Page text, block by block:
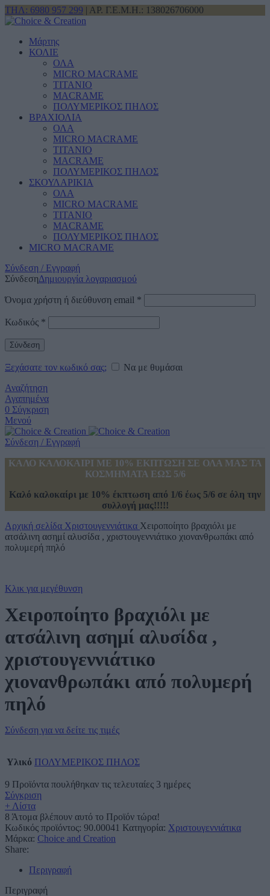
ΤΗΛ: 6980 957 299 | ΑΡ. Γ.Ε.Μ.Η.: 138026706000
Μάρτης
ΚΟΛΙΕ
ΟΛΑ
MICRO MACRAME
ΤΙΤΑΝΙΟ
MACRAME
ΠΟΛΥΜΕΡΙΚΟΣ ΠΗΛΟΣ
ΒΡΑΧΙΟΛΙΑ
ΟΛΑ
MICRO MACRAME
ΤΙΤΑΝΙΟ
MACRAME
ΠΟΛΥΜΕΡΙΚΟΣ ΠΗΛΟΣ
ΣΚΟΥΛΑΡΙΚΙΑ
ΟΛΑ
MICRO MACRAME
ΤΙΤΑΝΙΟ
MACRAME
ΠΟΛΥΜΕΡΙΚΟΣ ΠΗΛΟΣ
MICRO MACRAME
Σύνδεση / Εγγραφή
ΣύνδεσηΔημιουργία λογαριασμού
Όνομα χρήστη ή διεύθυνση email *
Κωδικός *
Σύνδεση
Ξεχάσατε τον κωδικό σας;
Να με θυμάσαι
Αναζήτηση
Αγαπημένα
0 Σύγκριση
Μενού
Σύνδεση / Εγγραφή
ΚΑΛΟ ΚΑΛΟΚΑΙΡΙ ΜΕ 10% ΕΚΠΤΩΣΗ ΣΕ ΟΛΑ ΜΑΣ ΤΑ
ΚΟΣΜΗΜΑΤΑ ΕΩΣ 5/6
Καλό καλοκαίρι με 10% έκπτωση από 1/6 έως 5/6 σε όλη την
συλλογή μας!!!!!
Αρχική σελίδα Χριστουγεννιάτικα Χειροποίητο βραχιόλι με
ατσάλινη ασημί αλυσίδα , χριστουγεννιάτικο χιονανθρωπάκι από
πολυμερή πηλό
Κλικ για μεγέθυνση
Χειροποίητο βραχιόλι με
ατσάλινη ασημί αλυσίδα ,
χριστουγεννιάτικο
χιονανθρωπάκι από πολυμερή
πηλό
Σύνδεση για να δείτε τις τιμές
Υλικό ΠΟΛΥΜΕΡΙΚΟΣ ΠΗΛΟΣ
9 Προϊόντα πουλήθηκαν τις τελευταίες 3 ημέρες
Σύγκριση
+ Λίστα
8 Άτομα βλέπουν αυτό το Προϊόν τώρα!
Κωδικός προϊόντος: 90.00041 Κατηγορία: Χριστουγεννιάτικα
Μάρκα: Choice and Creation
Share:
Περιγραφή
Περιγραφή